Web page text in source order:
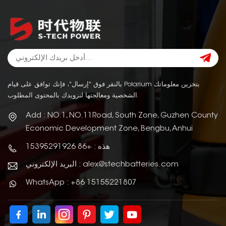
بالنقر فوق "إرسال"، فإنك توافق على قيام Polarium بتخزين معلوماتك
الشخصية ومعالجتها لتزويدك بالمحتوى المطلوب.
Add : NO.1, NO.11Road, South Zone, Guzhen County
Economic Development Zone, Bengbu, Anhui
هذه : +86 15395291926
البريد الإلكتروني : alex@stechbatteries.com
WhatsApp : +86 15155221807